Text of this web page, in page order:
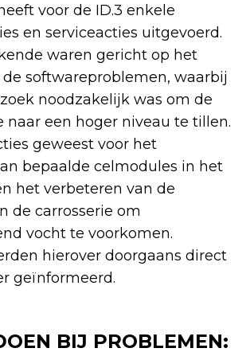
voor de ID.3 enkele
en serviceacties uitgevoerd.
waren gericht op het
de softwareproblemen, waarbij
noodzakelijk was om de
naar een hoger niveau te tillen.
geweest voor het
bepaalde celmodules in het
het verbeteren van de
de carrosserie om
vocht te voorkomen.
hierover doorgaans direct
geïnformeerd.
BIJ PROBLEMEN: